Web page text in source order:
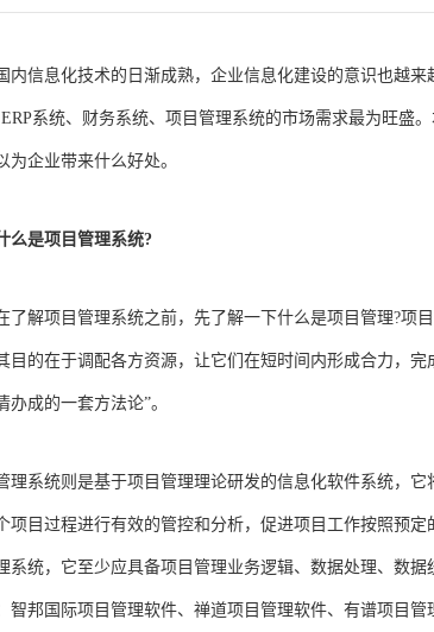
信息化技术的日渐成熟，企业信息化建设的意识也越来
系统、财务系统、项目管理系统的市场需求最为旺盛
为企业带来什么好处。
么是项目管理系统?
解项目管理系统之前，先了解一下什么是项目管理?项
目的在于调配各方资源，让它们在短时间内形成合力，
办成的一套方法论”。
系统则是基于项目管理理论研发的信息化软件系统，它
项目过程进行有效的管控和分析，促进项目工作按照预
系统，它至少应具备项目管理业务逻辑、数据处理、数
智邦国际项目管理软件、禅道项目管理软件、有谱项目